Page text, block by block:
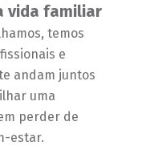
vida familiar
temos
e
andam juntos
uma
perder de
estar.